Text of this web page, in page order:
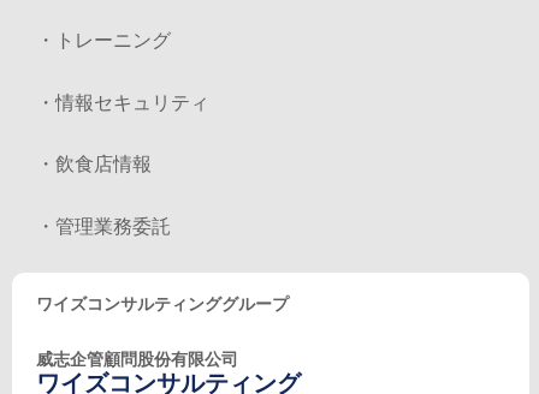
・トレーニング
・情報セキュリティ
・飲食店情報
・管理業務委託
ワイズコンサルティンググループ
威志企管顧問股份有限公司
ワイズコンサルティング